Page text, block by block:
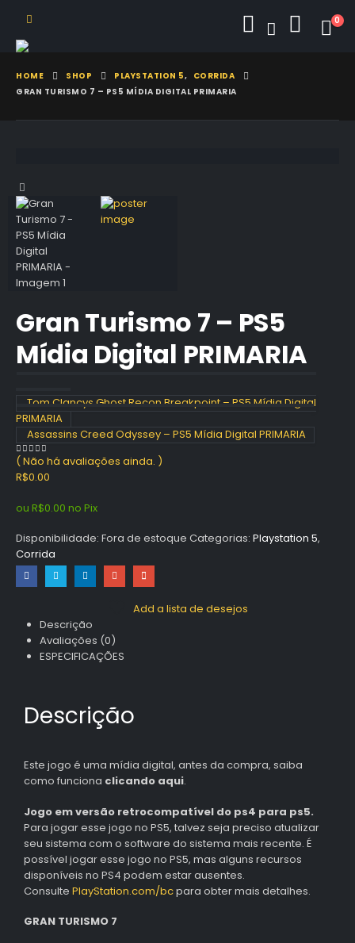
0
HOME SHOP PLAYSTATION 5, CORRIDA
GRAN TURISMO 7 – PS5 MÍDIA DIGITAL PRIMARIA
Gran Turismo 7 – PS5
Mídia Digital PRIMARIA
Tom Clancys Ghost Recon Breakpoint – PS5 Mídia Digital
PRIMARIA
Assassins Creed Odyssey – PS5 Mídia Digital PRIMARIA
0 out of 5
( Não há avaliações ainda. )
R$0.00
ou R$0.00 no Pix
Disponibilidade: Fora de estoque Categorias: Playstation 5,
Corrida
Add a lista de desejos
Descrição
Avaliações (0)
ESPECIFICAÇÕES
Descrição
Este jogo é uma mídia digital, antes da compra, saiba
como funciona clicando aqui.
Jogo em versão retrocompatível do ps4 para ps5.
Para jogar esse jogo no PS5, talvez seja preciso atualizar
seu sistema com o software do sistema mais recente. É
possível jogar esse jogo no PS5, mas alguns recursos
disponíveis no PS4 podem estar ausentes.
Consulte PlayStation.com/bcpara obter mais detalhes.
GRAN TURISMO 7